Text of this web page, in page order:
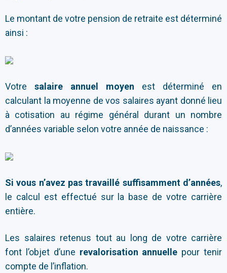
Le montant de votre pension de retraite est déterminé
ainsi :
Votre salaire annuel moyen est déterminé en
calculant la moyenne de vos salaires ayant donné lieu
à cotisation au régime général durant un nombre
d’années variable selon votre année de naissance :
Si vous n’avez pas travaillé suffisamment d’années,
le calcul est effectué sur la base de votre carrière
entière.
Les salaires retenus tout au long de votre carrière
font l’objet d’une revalorisation annuelle pour tenir
compte de l’inflation.